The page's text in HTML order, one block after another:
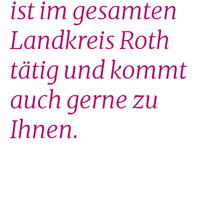
ist im gesamten
Landkreis Roth
tätig und kommt
auch gerne zu
Ihnen.